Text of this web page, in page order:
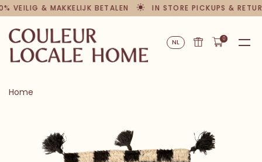
VEILIG & MAKKELIJK BETALEN IN STORE PICKUPS &
NL 0
Home